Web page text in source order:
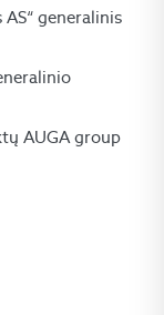
generalinis
AUGA group